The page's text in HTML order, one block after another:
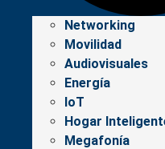
Networking
Movilidad
Audiovisuales
Energía
IoT
Hogar
Megafonía